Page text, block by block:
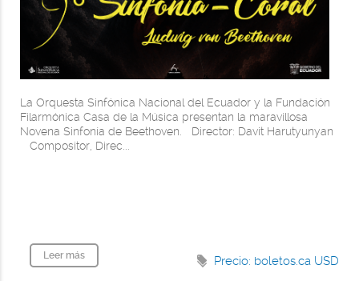
La Orquesta Sinfónica Nacional del Ecuador y la Fundación
Filarmónica Casa de la Música presentan la maravillosa
Novena Sinfonía de Beethoven. Director: Davit Harutyunyan
Compositor, Direc...
Leer más Precio: boletos.ca USD